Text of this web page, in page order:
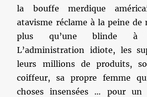
la bouffe merdique
atavisme réclame à la peine
plus qu’une blinde à
L’administration idiote, les
leurs millions de produits,
coiffeur, sa propre femme
choses insensées … pour un